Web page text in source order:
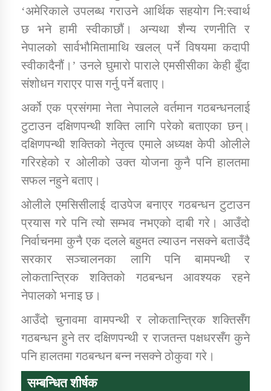
कर्णाली प्राविधि शिक्षालय जुम्लाको सुचना
तातोपानी गाउँपालिकाको न्यायिक समिति सम्बन्धी सन्देश
तातोपानी गाउँपालिका जुम्लाको महिला तथा लैङ्गिक हिंसा
सम्बन्धी सूचना सन्देश
तातोपानी गाउँपालिका जुम्लाको महिनावारी सम्बन्धिकाे
तातोपानी गाउँपालिका जुम्लाको बालविवाह सन्देश
तातोपानी गाउँपालिका जुम्लाको सूचना
‘अमेरिकाले उपलब्ध गराउने आर्थिक सहयोग नि:स्वार्थ
छ भने हामी स्वीकाछौं। अन्यथा शैन्य रणनीति र
नेपालको सार्वभौमितामाथि खलल् पर्ने विषयमा कदापी
स्वीकादैनौं।’ उनले घुमारो पाराले एमसीसीका केही बुँदा
संशोधन गराएर पास गर्नु पर्ने बताए।
अर्को एक प्रसंगमा नेता नेपालले वर्तमान गठबन्धनलाई
टुटाउन दक्षिणपन्थी शक्ति लागि परेको बताएका छन्।
दक्षिणपन्थी शक्तिको नेतृत्व एमाले अध्यक्ष केपी ओलीले
गरिरहेको र ओलीको उक्त योजना कुनै पनि हालतमा
सफल नहुने बताए।
ओलीले एमसिसीलाई दाउपेज बनाएर गठबन्धन टुटाउन
प्रयास गरे पनि त्यो सम्भव नभएको दाबी गरे। आउँदो
निर्वाचनमा कुनै एक दलले बहुमत ल्याउन नसक्ने बताउँदै
सरकार सञ्चालनका लागि पनि बामपन्थी र
लोकतान्त्रिक शक्तिको गठबन्धन आवश्यक रहने
नेपालको भनाइ छ।
आउँदो चुनावमा वामपन्थी र लोकतान्त्रिक शक्तिसँग
गठबन्धन हुने तर दक्षिणपन्थी र राजतन्त पक्षधरसँग कुने
पनि हालतमा गठबन्धन बन्न नसक्ने ठोकुवा गरे।
सम्बन्धित शीर्षक